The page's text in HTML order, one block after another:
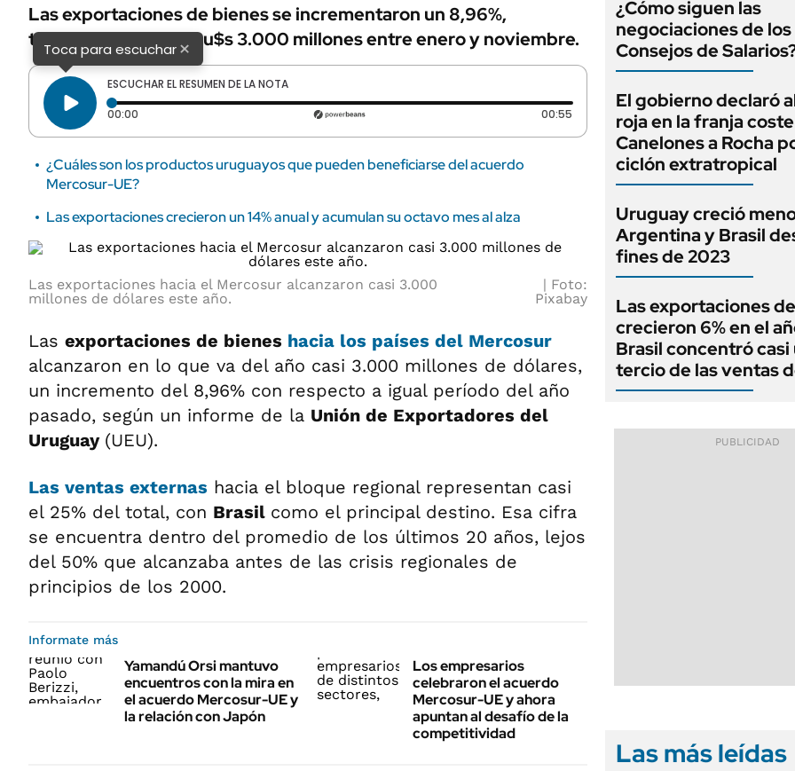
Las exportaciones de bienes se incrementaron un 8,96%,
totalizando cerca de u$s 3.000 millones entre enero y noviembre.
Toca para escuchar×
ESCUCHAR EL RESUMEN DE LA NOTA
00:00 Tiempo transcurrido: 0 segundos 00:55 Duración: 55 segundos
¿Cuáles son los productos uruguayos que pueden beneficiarse del acuerdo
Mercosur-UE?
Las exportaciones crecieron un 14% anual y acumulan su octavo mes al alza
Las exportaciones hacia el Mercosur alcanzaron casi 3.000
millones de dólares este año.
Foto:
Pixabay
Las exportaciones de bienes hacia los países del Mercosur
alcanzaron en lo que va del año casi 3.000 millones de dólares,
un incremento del 8,96% con respecto a igual período del año
pasado, según un informe de la Unión de Exportadores del
Uruguay (UEU).
Las ventas externas hacia el bloque regional representan casi
el 25% del total, con Brasil como el principal destino. Esa cifra
se encuentra dentro del promedio de los últimos 20 años, lejos
del 50% que alcanzaba antes de las crisis regionales de
principios de los 2000.
Informate más
Yamandú Orsi mantuvo
encuentros con la mira en
el acuerdo Mercosur-UE y
la relación con Japón
Los empresarios
celebraron el acuerdo
Mercosur-UE y ahora
apuntan al desafío de la
competitividad
¿Cómo siguen las
negociaciones de los
Consejos de
El gobierno declaró
roja en la franja
Canelones a Rocha
ciclón extratropical
Uruguay creció
Argentina y Brasil
fines de 2023
Las exportaciones
crecieron 6% en el
Brasil concentró casi
tercio de las ventas
Las más leídas